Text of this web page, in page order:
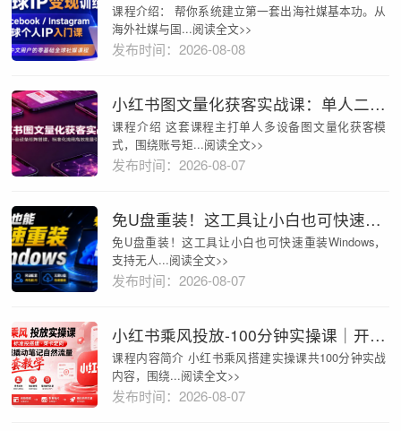
课程介绍： 帮你系统建立第一套出海社媒基本功。从
海外社媒与国...阅读全文>>
发布时间：2026-08-08
小红书图文量化获客实战课：单人二十台设备矩阵搭建，标准化流程高效批量引流获客
课程介绍 这套课程主打单人多设备图文量化获客模
式，围绕账号矩...阅读全文>>
发布时间：2026-08-07
免U盘重装！这工具让小白也可快速重装Windows，支持无人值守配置，数据无忧CmzPrep_Rev2
免U盘重装！这工具让小白也可快速重装Windows，
支持无人...阅读全文>>
发布时间：2026-08-07
小红书乘风投放-100分钟实操课｜开户返点·标准投搭建·莱卡定向，新店建模撬动笔记自然流量全套教学
课程内容简介 小红书乘风搭建实操课共100分钟实战
内容，围绕...阅读全文>>
发布时间：2026-08-07